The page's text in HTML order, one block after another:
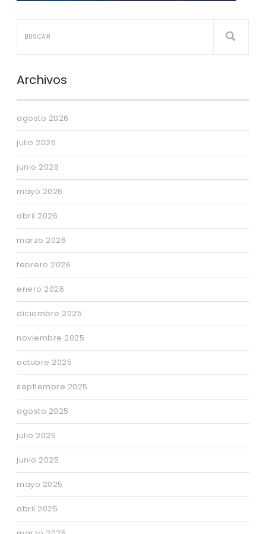
Archivos
agosto 2026
julio 2026
junio 2026
mayo 2026
abril 2026
marzo 2026
febrero 2026
enero 2026
diciembre 2025
noviembre 2025
octubre 2025
septiembre 2025
agosto 2025
julio 2025
junio 2025
mayo 2025
abril 2025